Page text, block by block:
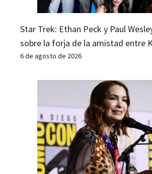
Star Trek: Ethan Peck y Paul
sobre la forja de la amistad entre
6 de agosto de 2026